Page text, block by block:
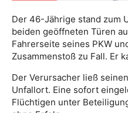
Der 46-Jährige stand zum
beiden geöffneten Türen
Fahrerseite seines PKW
Zusammenstoß zu Fall. Er
Der Verursacher ließ
Unfallort. Eine sofort
Flüchtigen unter